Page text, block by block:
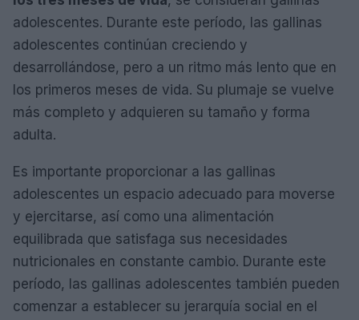
adolescentes. Durante este período, las gallinas
adolescentes continúan creciendo y
desarrollándose, pero a un ritmo más lento que en
los primeros meses de vida. Su plumaje se vuelve
más completo y adquieren su tamaño y forma
adulta.
Es importante proporcionar a las gallinas
adolescentes un espacio adecuado para moverse
y ejercitarse, así como una alimentación
equilibrada que satisfaga sus necesidades
nutricionales en constante cambio. Durante este
período, las gallinas adolescentes también pueden
comenzar a establecer su jerarquía social en el